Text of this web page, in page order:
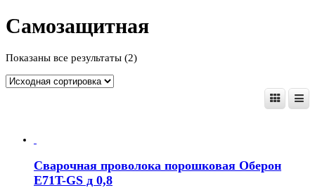
Самозащитная
Показаны все результаты (2)
Сварочная проволока порошковая Оберон
E71T-GS д 0,8